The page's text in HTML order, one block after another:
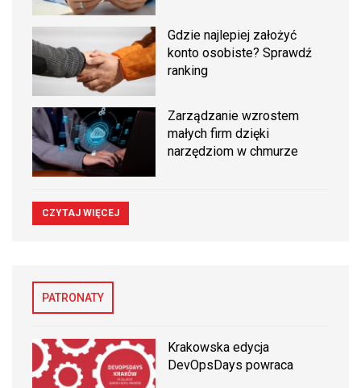
Gdzie najlepiej założyć
konto osobiste? Sprawdź
ranking
Zarządzanie wzrostem
małych firm dzięki
narzędziom w chmurze
CZYTAJ WIĘCEJ
PATRONATY
Krakowska edycja
DevOpsDays powraca